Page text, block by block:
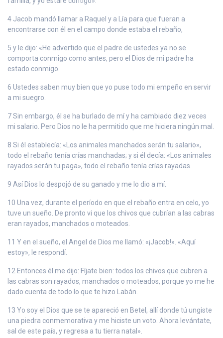
4 Jacob mandó llamar a Raquel y a Lía para que fueran a
encontrarse con él en el campo donde estaba el rebaño,
5 y le dijo: «He advertido que el padre de ustedes ya no se
comporta conmigo como antes, pero el Dios de mi padre ha
estado conmigo.
6 Ustedes saben muy bien que yo puse todo mi empeño en servir
a mi suegro.
7 Sin embargo, él se ha burlado de mí y ha cambiado diez veces
mi salario. Pero Dios no le ha permitido que me hiciera ningún mal.
8 Si él establecía: «Los animales manchados serán tu salario»,
todo el rebaño tenía crías manchadas; y si él decía: «Los animales
rayados serán tu paga», todo el rebaño tenía crías rayadas.
9 Así Dios lo despojó de su ganado y me lo dio a mí.
10 Una vez, durante el período en que el rebaño entra en celo, yo
tuve un sueño. De pronto vi que los chivos que cubrían a las cabras
eran rayados, manchados o moteados.
11 Y en el sueño, el Angel de Dios me llamó: «¡Jacob!». «Aquí
estoy», le respondí.
12 Entonces él me dijo: Fíjate bien: todos los chivos que cubren a
las cabras son rayados, manchados o moteados, porque yo me he
dado cuenta de todo lo que te hizo Labán.
13 Yo soy el Dios que se te apareció en Betel, allí donde tú ungiste
una piedra conmemorativa y me hiciste un voto. Ahora levántate,
sal de este país, y regresa a tu tierra natal».